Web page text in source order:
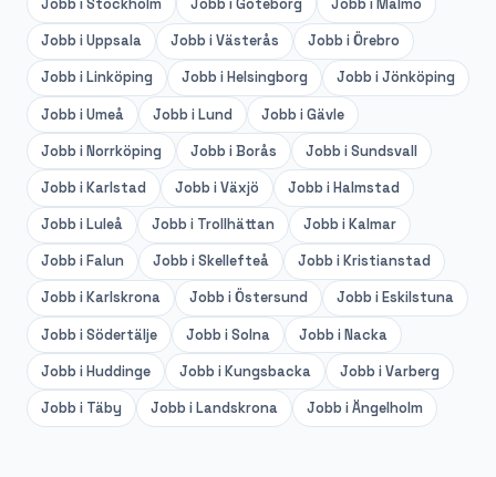
Jobb iStockholm Jobb iGöteborg Jobb iMalmö
Jobb iUppsala Jobb iVästerås Jobb iÖrebro
Jobb iLinköping Jobb iHelsingborg Jobb iJönköping
Jobb iUmeå Jobb iLund Jobb iGävle
Jobb iNorrköping Jobb iBorås Jobb iSundsvall
Jobb iKarlstad Jobb iVäxjö Jobb iHalmstad
Jobb iLuleå Jobb i Trollhättan Jobb iKalmar
Jobb iFalun Jobb iSkellefteå Jobb iKristianstad
Jobb iKarlskrona Jobb iÖstersund Jobb iEskilstuna
Jobb iSödertälje Jobb iSolna Jobb iNacka
Jobb iHuddinge Jobb iKungsbacka Jobb iVarberg
Jobb i Täby Jobb iLandskrona Jobb iÄngelholm